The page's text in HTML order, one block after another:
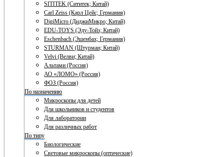
SITITEK (Сититек; Китай)
Carl Zeiss (Карл Цейс; Германия)
DigiMicro (ДиджиМикро; Китай)
EDU-TOYS (Эду-Тойз; Китай)
Eschenbach (Эшенбах; Германия)
STURMAN (Штурман; Китай)
Velvi (Велви; Китай)
Альтами (Россия)
АО «ЛОМО» (Россия)
ФОЗ (Россия)
По назначению
Микроскопы для детей
Для школьников и студентов
Для лаборатории
Для различных работ
По типу
Биологические
Световые микроскопы (оптические)